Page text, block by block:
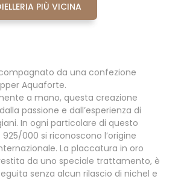
PIÙ VICINA
da una confezione
Aquaforte.
a mano, questa creazione
passione e dall’esperienza di
In ogni particolare di questo
000 si riconoscono l’origine
La placcatura in oro
da uno speciale trattamento, è
senza alcun rilascio di nichel e